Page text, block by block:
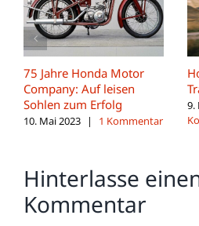
75 Jahre Honda Motor
Company: Auf leisen
Sohlen zum Erfolg
10. Mai 2023 | 1 Kommentar
9.
Hinterlasse
Kommentar